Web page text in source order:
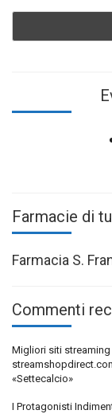
Farmacie di
Farmacia S.
Commenti
Migliori siti
«Settecalcio»
I Protagonisti